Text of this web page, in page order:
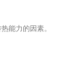
能力的因素。